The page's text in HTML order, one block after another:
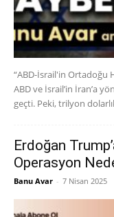
“ABD-İsrail'in Ortadoğu
ABD ve İsrail’in İran’a
geçti. Peki, trilyon
Erdoğan
Operasyon
Banu Avar - 7 Nisan 2025